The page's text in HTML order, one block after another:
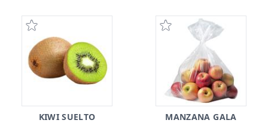
KIWI SUELTO MANZANA GALA